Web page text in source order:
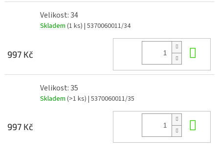
Velikost: 34
Skladem (1 ks) | 5370060011/34
997 Kč
Velikost: 35
Skladem (>1 ks) | 5370060011/35
997 Kč